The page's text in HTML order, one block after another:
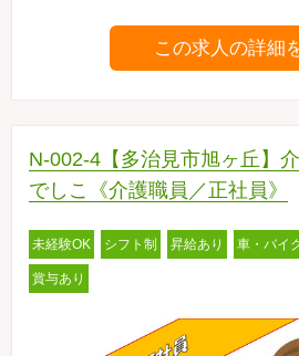
この求人の詳細
N-002-4【多治見市旭ヶ丘】
でしこ《介護職員／正社員》
未経験OK シフト制 昇給あり 車・バイ
賞与あり